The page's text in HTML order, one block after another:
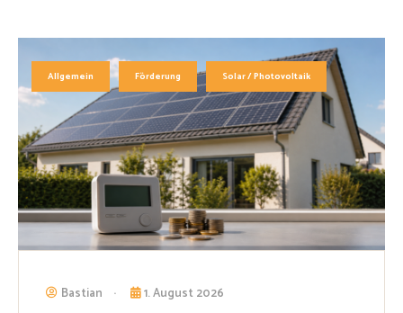
Allgemein Förderung Solar / Photovoltaik
Bastian 1. August 2026